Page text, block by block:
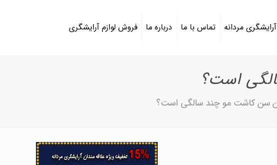
مردانه تماس با ما درباره ما فروش لوازم آرایشگری
است؟
سن کاشت مو چند سالگی است؟